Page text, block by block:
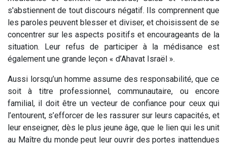
s'abstiennent de tout discours négatif. Ils comprennent que
les paroles peuvent blesser et diviser, et choisissent de se
concentrer sur les aspects positifs et encourageants de la
situation. Leur refus de participer à la médisance est
également une grande leçon « d’Ahavat Israël ».
Aussi lorsqu’un homme assume des responsabilité, que ce
soit à titre professionnel, communautaire, ou encore
familial, il doit être un vecteur de confiance pour ceux qui
l’entourent, s’efforcer de les rassurer sur leurs capacités, et
leur enseigner, dès le plus jeune âge, que le lien qui les unit
au Maître du monde peut leur ouvrir des portes inattendues